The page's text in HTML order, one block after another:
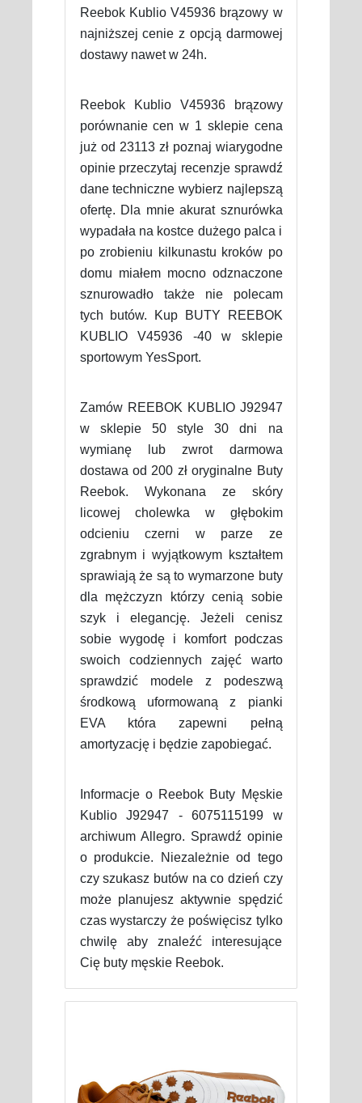
Reebok Kublio V45936 brązowy w
najniższej cenie z opcją darmowej
dostawy nawet w 24h.
Reebok Kublio V45936 brązowy
porównanie cen w 1 sklepie cena
już od 23113 zł poznaj wiarygodne
opinie przeczytaj recenzje sprawdź
dane techniczne wybierz najlepszą
ofertę. Dla mnie akurat sznurówka
wypadała na kostce dużego palca i
po zrobieniu kilkunastu kroków po
domu miałem mocno odznaczone
sznurowadło także nie polecam
tych butów. Kup BUTY REEBOK
KUBLIO V45936 -40 w sklepie
sportowym YesSport.
Zamów REEBOK KUBLIO J92947
w sklepie 50 style 30 dni na
wymianę lub zwrot darmowa
dostawa od 200 zł oryginalne Buty
Reebok. Wykonana ze skóry
licowej cholewka w głębokim
odcieniu czerni w parze ze
zgrabnym i wyjątkowym kształtem
sprawiają że są to wymarzone buty
dla mężczyzn którzy cenią sobie
szyk i elegancję. Jeżeli cenisz
sobie wygodę i komfort podczas
swoich codziennych zajęć warto
sprawdzić modele z podeszwą
środkową uformowaną z pianki
EVA która zapewni pełną
amortyzację i będzie zapobiegać.
Informacje o Reebok Buty Męskie
Kublio J92947 - 6075115199 w
archiwum Allegro. Sprawdź opinie
o produkcie. Niezależnie od tego
czy szukasz butów na co dzień czy
może planujesz aktywnie spędzić
czas wystarczy że poświęcisz tylko
chwilę aby znaleźć interesujące
Cię buty męskie Reebok.